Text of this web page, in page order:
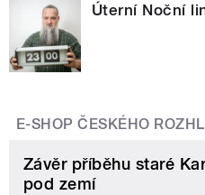
Úterní Noční
E-SHOP ČESKÉHO
Závěr příběhu staré
pod zemí